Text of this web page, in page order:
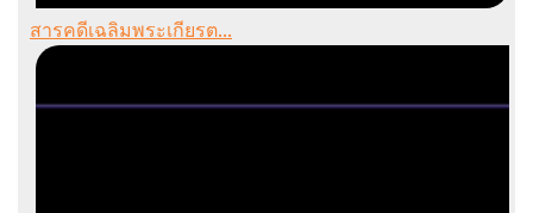
สารคดีเฉลิมพระเกียรต...